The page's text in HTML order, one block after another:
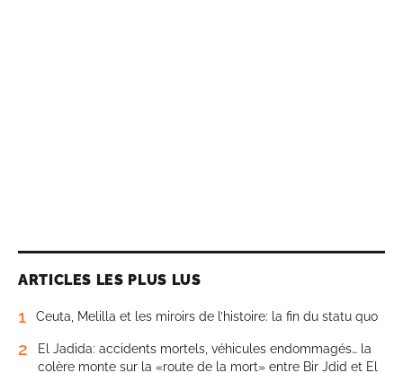
ARTICLES LES PLUS LUS
1 Ceuta, Melilla et les miroirs de l’histoire: la fin du statu quo
2
El Jadida: accidents mortels, véhicules endommagés… la
colère monte sur la «route de la mort» entre Bir Jdid et El